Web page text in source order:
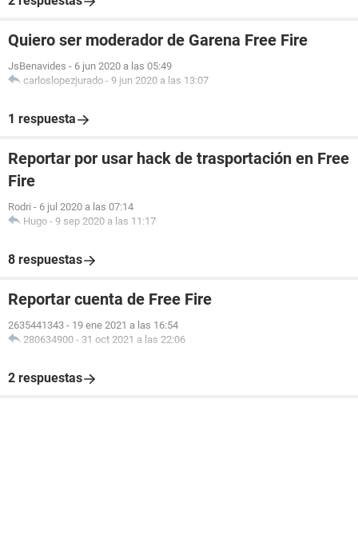
Quiero ser moderador de Garena Free Fire
JsBenavides - 6 jun 2020 a las 05:49
carloslopezjurado - 9 jun 2020 a las 13:07
1 respuesta
Reportar por usar hack de trasportación en Free
Fire
Rodri - 6 jul 2020 a las 07:14
Hugo - 9 sep 2020 a las 11:17
8 respuestas
Reportar cuenta de Free Fire
2635441343 - 19 ene 2021 a las 16:54
280634900 - 31 oct 2021 a las 22:06
2 respuestas